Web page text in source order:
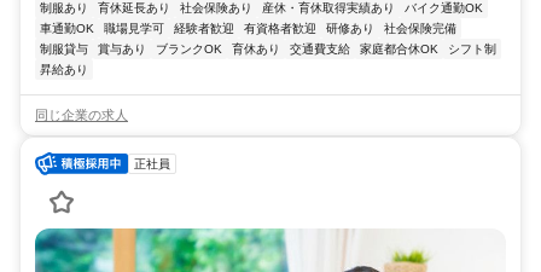
制服あり 育休延長あり 社会保険あり 産休・育休取得実績あり
バイク通勤OK
車通勤OK
職場見学可 経験者歓迎 有資格者歓迎 研修あり
社会保険完備
制服貸与
賞与あり ブランクOK 育休あり 交通費支給 家庭都合休OK
シフト制
昇給あり
同じ企業の求人
正社員